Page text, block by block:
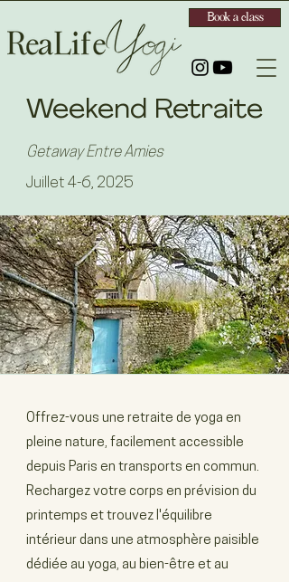
Book a class
Weekend Retraite
Getaway Entre Amies
Juillet 4-6, 2025
Offrez-vous une retraite de yoga en
pleine nature, facilement accessible
depuis Paris en transports en commun.
Rechargez votre corps en prévision du
printemps et trouvez l'équilibre
intérieur dans une atmosphère paisible
dédiée au yoga, au bien-être et au